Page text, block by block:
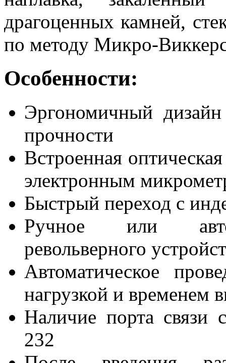
драгоценных камней,
по методу Микро-
Особенности:
Эргономичный
прочности
Встроенная
электронным
Быстрый переход с
Ручное или
револьверного
Автоматическое
нагрузкой и временем
Наличие порта связи
232